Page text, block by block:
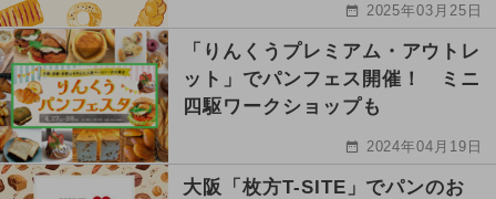
2025年03月25日
「りんくうプレミアム・アウトレ
ット」でパンフェス開催！ ミニ
四駆ワークショップも
2024年04月19日
大阪「枚方T-SITE」でパンのお